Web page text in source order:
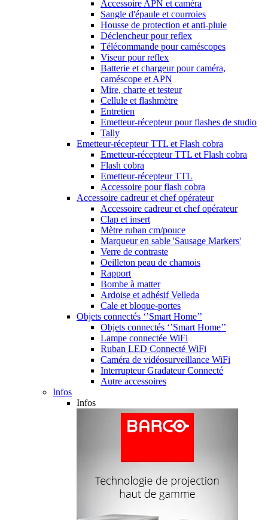
Accessoire APN et caméra
Sangle d'épaule et courroies
Housse de protection et anti-pluie
Déclencheur pour reflex
Télécommande pour caméscopes
Viseur pour reflex
Batterie et chargeur pour caméra,
caméscope et APN
Mire, charte et testeur
Cellule et flashmètre
Entretien
Emetteur-récepteur pour flashes de studio
Tally
Emetteur-récepteur TTL et Flash cobra
Emetteur-récepteur TTL et Flash cobra
Flash cobra
Emetteur-récepteur TTL
Accessoire pour flash cobra
Accessoire cadreur et chef opérateur
Accessoire cadreur et chef opérateur
Clap et insert
Mètre ruban cm/pouce
Marqueur en sable 'Sausage Markers'
Verre de contraste
Oeilleton peau de chamois
Rapport
Bombe à matter
Ardoise et adhésif Velleda
Cale et bloque-portes
Objets connectés ‘’Smart Home’’
Objets connectés ‘’Smart Home’’
Lampe connectée WiFi
Ruban LED Connecté WiFi
Caméra de vidéosurveillance WiFi
Interrupteur Gradateur Connecté
Autre accessoires
Infos
Infos